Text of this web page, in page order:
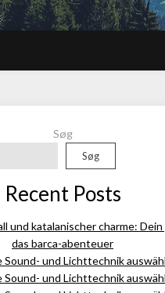
Søg
Søg
Recent Posts
und katalanischer charme:
das barca-abenteuer
Sound- und Lichttechnik
Sound- und Lichttechnik